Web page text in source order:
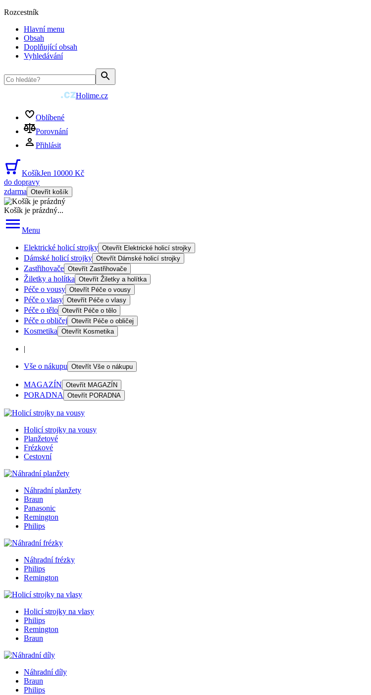
Rozcestník
Hlavní menu
Obsah
Doplňující obsah
Vyhledávání
Holime.cz
Oblíbené
Porovnání
Přihlásit
KošíkJen 10000 Kč
do dopravy
zdarma Otevřít košík
Košík je prázdný...
Menu
Elektrické holicí strojky Otevřít Elektrické holicí strojky
Dámské holicí strojky Otevřít Dámské holicí strojky
Zastřihovače Otevřít Zastřihovače
Žiletky a holítka Otevřít Žiletky a holítka
Péče o vousy Otevřít Péče o vousy
Péče o vlasy Otevřít Péče o vlasy
Péče o tělo Otevřít Péče o tělo
Péče o obličej Otevřít Péče o obličej
Kosmetika Otevřít Kosmetika
|
Vše o nákupu Otevřít Vše o nákupu
MAGAZÍN Otevřít MAGAZÍN
PORADNA Otevřít PORADNA
Holicí strojky na vousy
Planžetové
Frézkové
Cestovní
Náhradní planžety
Braun
Panasonic
Remington
Philips
Náhradní frézky
Philips
Remington
Holicí strojky na vlasy
Philips
Remington
Braun
Náhradní díly
Braun
Philips